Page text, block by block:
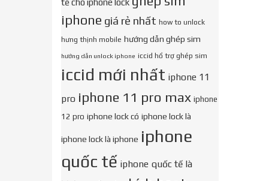
tế cho iphone lock
iphone giá rẻ nhất how to unlock
hưng thịnh mobile hướng dẫn ghép sim
hướng dẫn unlock iphone iccid hổ trợ ghép sim
iccid mới nhất iphone 11
pro iphone 11 pro max iphone
12 pro iphone lock có iphone lock là
iphone lock là iphone iphone
quốc tế iphone quốc tế là